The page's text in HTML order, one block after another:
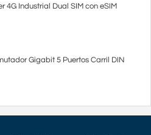
4G Industrial Dual SIM con eSIM
Gigabit 5 Puertos Carril DIN